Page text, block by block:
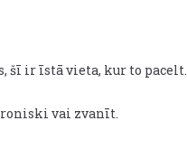
šī ir īstā vieta, kur to pacelt.
vai zvanīt.